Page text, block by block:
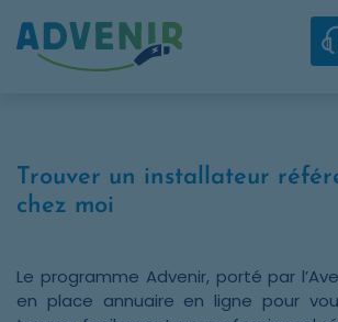
Trouver un installateur
chez moi
Le programme Advenir, porté par
en place annuaire en ligne pour